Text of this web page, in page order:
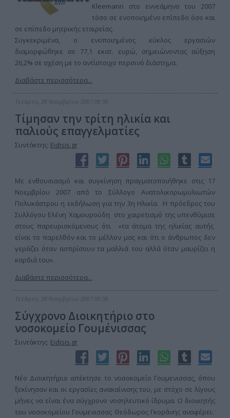
Kleemann στο εννεάμηνο του 2007
τόσο σε ενοποιημένο επίπεδο όσο και
σε επίπεδο μητρικής εταιρείας.
Συγκεκριμένα, ο ενοποιημένος κύκλος εργασιών
διαμορφώθηκε σε 77,1 εκατ. ευρώ, σημειώνοντας αύξηση
26,2% σε σχέση με το αντίστοιχο περσινό διάστημα.
Διαβάστε περισσότερα...
Τετάρτη, 28 Νοεμβρίου 2007 08:59
Τίμησαν την τρίτη ηλικία και
παλιούς επαγγελματίες
Συντάκτης: Eidisis.gr
Με ενθουσιασμό και συγκίνηση πραγματοποιήθηκε στις 17
Νοεμβρίου 2007 από το Σύλλογο Ανατολικορωμυλιωτών
Πολυκάστρου η εκδήλωση για την 3η Ηλικία. Η πρόεδρος του
Συλλόγου Ελένη Χαμουρούδη στο χαιρετισμό της υπενθύμισε
στους παρευρισκόμενους ότι «τα άτομα της ηλικίας αυτής
είναι το παρελθόν και το μέλλον μας και ότι ο άνθρωπος δεν
γεράζει όταν ασπρίσουν τα μαλλιά του αλλά όταν μαυρίζει η
καρδιά του».
Διαβάστε περισσότερα...
Τετάρτη, 28 Νοεμβρίου 2007 08:38
Σύγχρονο Διοικητήριο στο
νοσοκομείο Γουμένισσας
Συντάκτης: Eidisis.gr
Νέο Διοικητήριο απέκτησε το νοσοκομείο Γουμενισσας, όπου
ξεκίνησαν και οι εργασίες ανακαίνισης του, με στόχο σε λίγους
μήνες να είναι ένα σύγχρονο νοσηλευτικό ίδρυμα. Ο διοικητής
του νοσοκομείου Γουμενισσας Θεόδωρος Γκοράνης αναφέρει: